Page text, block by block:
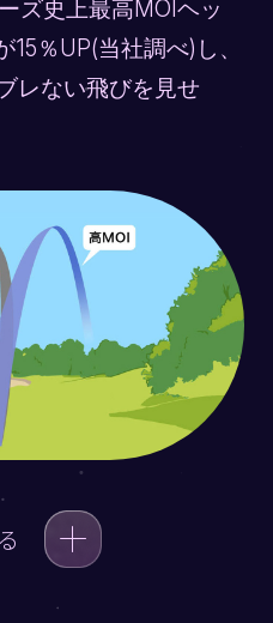
ズ史上最高MOIヘッ
15％UP(当社調べ)し、
レない飛びを見せ